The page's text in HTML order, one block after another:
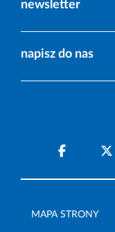
newsletter
napisz do nas
MAPA STRONY